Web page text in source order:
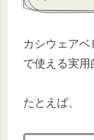
カシウェア
で使える実用
たとえば、